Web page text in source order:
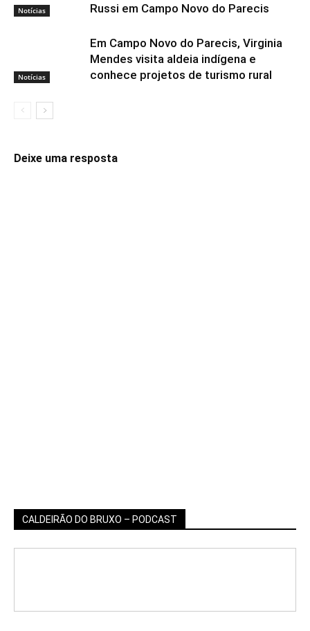
Notícias
Russi em Campo Novo do Parecis
Notícias
Em Campo Novo do Parecis, Virginia
Mendes visita aldeia indígena e
conhece projetos de turismo rural
Deixe uma resposta
CALDEIRÃO DO BRUXO – PODCAST